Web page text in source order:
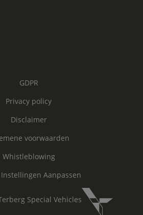
GDPR
Privacy policy
Disclaimer
voorwaarden
Whistleblowing
Instellingen Aanpassen
Special Vehicles